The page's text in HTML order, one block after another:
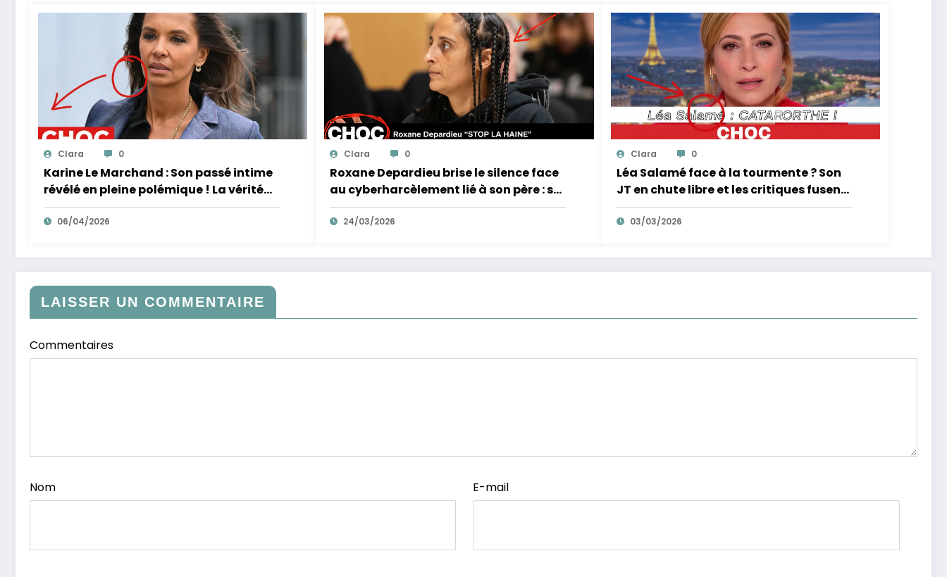
Clara 0
Karine Le Marchand : Son passé intime
révélé en pleine polémique ! La vérité
éclate sur ses accusations de racisme.
06/04/2026
Clara 0
Roxane Depardieu brise le silence face
au cyberharcèlement lié à son père : sa
réponse inattendue !
24/03/2026
Clara 0
Léa Salamé face à la tourmente ? Son
JT en chute libre et les critiques fusent
!
03/03/2026
LAISSER UN COMMENTAIRE
Commentaires
Nom E-mail